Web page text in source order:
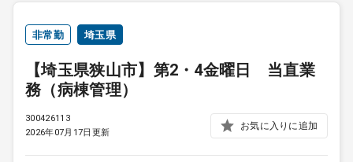
非常勤 埼玉県
【埼玉県狭山市】第2・4金曜日 当直業
務（病棟管理）
300426113
2026年07月17日更新
お気に入りに追加